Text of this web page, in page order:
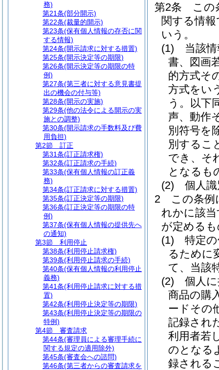
第2条
この
関する情
いう。
(1)
当該
書、図画
的方式そ
方式をい
う。以下
声、動作
別符号を
別するこ
でき、そ
となるも
(2)
個人
2
この条例
れかに該
が定める
(1)
特定
るために
て、当該
(2)
個人
商品の購
ードその
記録され
利用者若
のとなる
録される
務)
第21条(部分開示)
第22条(裁量的開示)
第23条(保有個人情報の存否に関
する情報)
第24条(開示請求に対する措置)
第25条(開示決定等の期限)
第26条(開示決定等の期限の特
例)
第27条(第三者に対する意見書提
出の機会の付与等)
第28条(開示の実施)
第29条(他の法令による開示の実
施との調整)
第30条(開示請求の手数料及び費
用負担)
第2節
訂正
第31条(訂正請求権)
第32条(訂正請求の手続)
第33条(保有個人情報の訂正義
務)
第34条(訂正請求に対する措置)
第35条(訂正決定等の期限)
第36条(訂正決定等の期限の特
例)
第37条(保有個人情報の提供先へ
の通知)
第3節
利用停止
第38条(利用停止請求権)
第39条(利用停止請求の手続)
第40条(保有個人情報の利用停止
義務)
第41条(利用停止請求に対する措
置)
第42条(利用停止決定等の期限)
第43条(利用停止決定等の期限の
特例)
第4節
審査請求
第44条(審理員による審理手続に
関する規定の適用除外)
第45条(審査会への諮問)
第46条(第三者からの審査請求を